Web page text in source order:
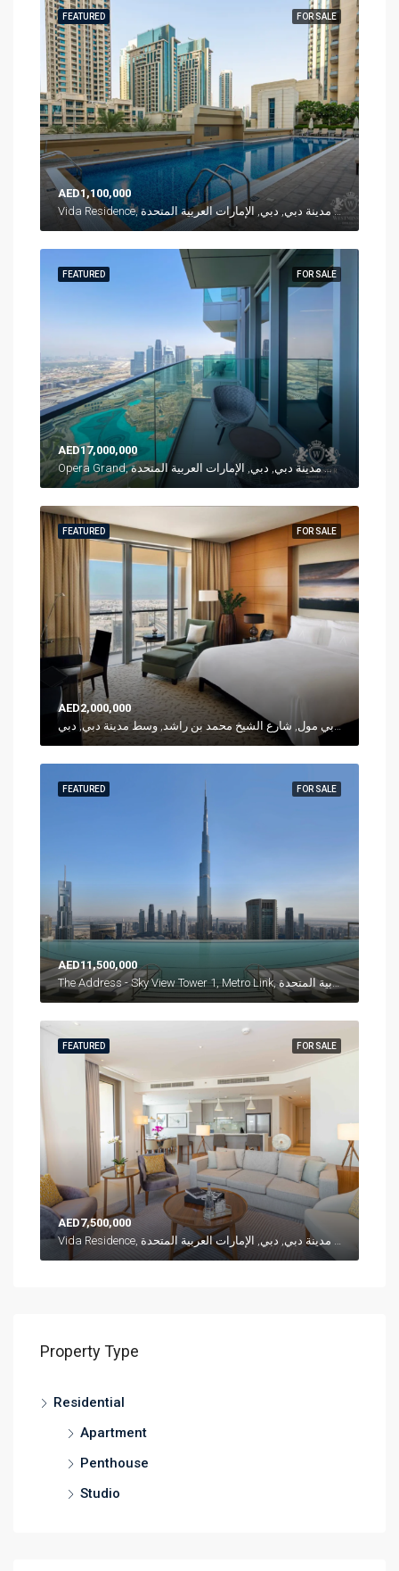
FOR SALE
FEATURED
AED1,100,000
Vida Residence, شارع العلم, وسط مدينة دبي, دبي, الإمارات العربية المتحدة
FOR SALE
FEATURED
AED17,000,000
Opera Grand, شارع الشيخ محمد بن راشد, وسط مدينة دبي, دبي, الإمارات العربية المتحدة
FOR SALE
FEATURED
AED2,000,000
العنوان - دبي مول, شارع الشيخ محمد بن راشد, وسط مدينة دبي, دبي, P. O. Box 31166, الإمارات العربية المتحدة
FOR SALE
FEATURED
AED11,500,000
The Address - Sky View Tower 1, Metro Link, وسط مدينة دبي, دبي, الإمارات العربية المتحدة
FOR SALE
FEATURED
AED7,500,000
Property Type
Residential
Apartment
Penthouse
Studio